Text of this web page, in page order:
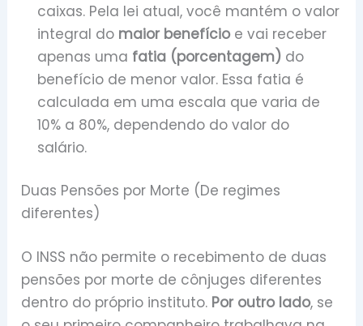
caixas. Pela lei atual, você mantém o valor
integral do maior benefícioe vai receber
apenas uma fatia (porcentagem) do
benefício de menor valor. Essa fatia é
calculada em uma escala que varia de
10% a 80%, dependendo do valor do
salário.
Duas Pensões por Morte (De regimes
diferentes)
O INSS não permite o recebimento de duas
pensões por morte de cônjuges diferentes
dentro do próprio instituto. Por outro lado, se